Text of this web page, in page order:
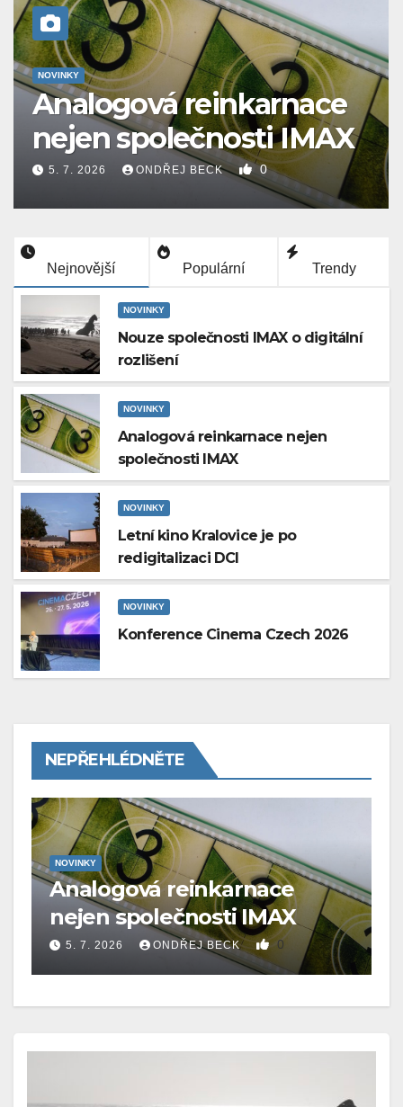
NOVINKY
Letní kino Kralovice je
po redigitalizaci DCI
11. 6. 2026 ONDŘEJ BECK 0
Nejnovější Populární Trendy
NOVINKY
Nouze společnosti IMAX o digitální
rozlišení
NOVINKY
Analogová reinkarnace nejen
společnosti IMAX
NOVINKY
Letní kino Kralovice je po
redigitalizaci DCI
NOVINKY
Konference Cinema Czech 2026
NEPŘEHLÉDNĚTE
NOVINKY
Letní kino Kralovice je po
redigitalizaci DCI
11. 6. 2026 ONDŘEJ BECK 0